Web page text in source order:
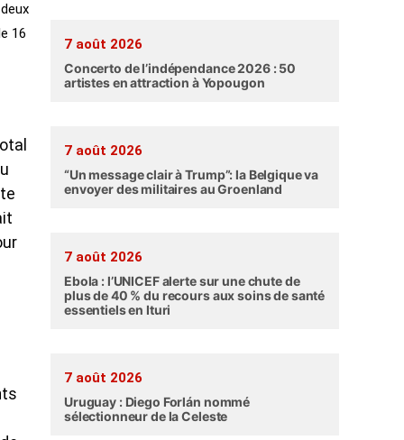
16
7 août 2026
Concerto de l’indépendance 2026 : 50
artistes en attraction à Yopougon
7 août 2026
“Un message clair à Trump”: la Belgique va
envoyer des militaires au Groenland
7 août 2026
Ebola : l’UNICEF alerte sur une chute de
plus de 40 % du recours aux soins de santé
essentiels en Ituri
7 août 2026
Uruguay : Diego Forlán nommé
sélectionneur de la Celeste